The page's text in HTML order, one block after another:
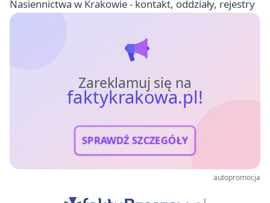
Nasiennictwa w Krakowie - kontakt, oddziały, rejestry
Zareklamuj się na
faktykrakowa.pl!
SPRAWDŹ SZCZEGÓŁY
autopromocja